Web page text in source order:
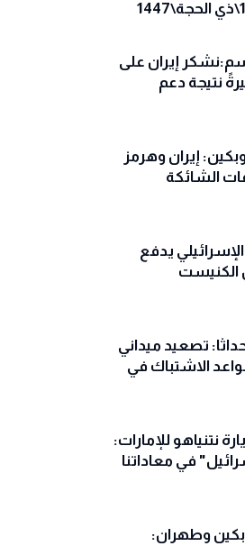
إيران على
نتيجة دعم
إيران وهرمز
الشائكة
يدفع
الكنيست
تصعيد ميداني
الاشتباك في
نتنياهو للإمارات:
في معاداتنا
وطهران: